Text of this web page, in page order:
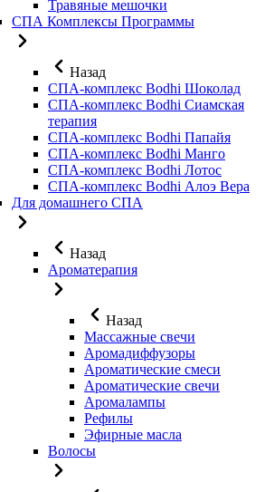
Травяные мешочки
СПА Комплексы Программы
Назад
СПА-комплекс Bodhi Шоколад
СПА-комплекс Bodhi Сиамская
терапия
СПА-комплекс Bodhi Папайя
СПА-комплекс Bodhi Манго
СПА-комплекс Bodhi Лотос
СПА-комплекс Bodhi Алоэ Вера
Для домашнего СПА
Назад
Ароматерапия
Назад
Массажные свечи
Аромадиффузоры
Ароматические смеси
Ароматические свечи
Аромалампы
Рефилы
Эфирные масла
Волосы